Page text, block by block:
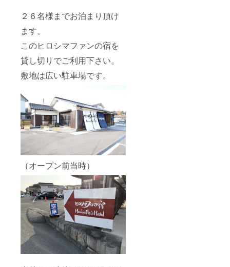
２６名様までお泊まり頂け
ます。
このヒロシマファンの宿を
貸し切りでご利用下さい。
敷地は広い駐車場です。
（オープン前当時）